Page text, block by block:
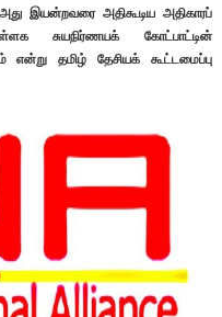
இயன்றவரை அதிகூடிய அதிகாரப்
சுயநிர்ணயக் கோட்பாட்டின்
என்று தமிழ் தேசியக் கூட்டமைப்பு